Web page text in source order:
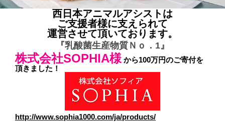
西日本アニマルアシストは
ご支援者様に支えられて
運営させて頂いております。
『乳酸菌生産物質Ｎｏ．1』
株式会社SOPHIA様 から100万円のご寄付を
頂きました！
http://www.sophia1000.com/ja/products/